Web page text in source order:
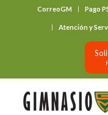
CorreoGM Pago
Atención y